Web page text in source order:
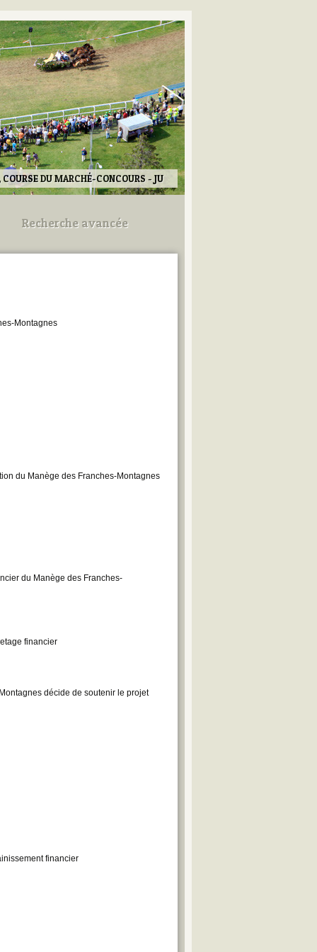
COURSE DU MARCHÉ-CONCOURS - JU
Recherche avancée
Utilisez les champs ci-dessous
Montagnes
du Manège des Franches-Montagnes
du Manège des Franches-
financier
décide de soutenir le projet
financier